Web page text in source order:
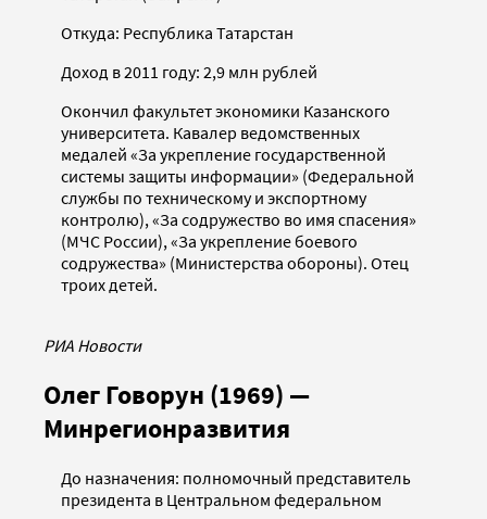
Откуда: Республика Татарстан
Доход в 2011 году: 2,9 млн рублей
Окончил факультет экономики Казанского
университета. Кавалер ведомственных
медалей «За укрепление государственной
системы защиты информации» (Федеральной
службы по техническому и экспортному
контролю), «За содружество во имя спасения»
(МЧС России), «За укрепление боевого
содружества» (Министерства обороны). Отец
троих детей.
РИА Новости
Олег Говорун (1969) —
Минрегионразвития
До назначения: полномочный представитель
президента в Центральном федеральном